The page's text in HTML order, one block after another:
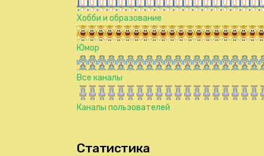
Хобби и образование
Юмор
Все каналы
Каналы пользователей
Статистика